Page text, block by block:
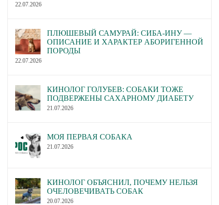
22.07.2026
ПЛЮШЕВЫЙ САМУРАЙ: СИБА-ИНУ —
ОПИСАНИЕ И ХАРАКТЕР АБОРИГЕННОЙ
ПОРОДЫ
22.07.2026
КИНОЛОГ ГОЛУБЕВ: СОБАКИ ТОЖЕ
ПОДВЕРЖЕНЫ САХАРНОМУ ДИАБЕТУ
21.07.2026
МОЯ ПЕРВАЯ СОБАКА
21.07.2026
КИНОЛОГ ОБЪЯСНИЛ, ПОЧЕМУ НЕЛЬЗЯ
ОЧЕЛОВЕЧИВАТЬ СОБАК
20.07.2026